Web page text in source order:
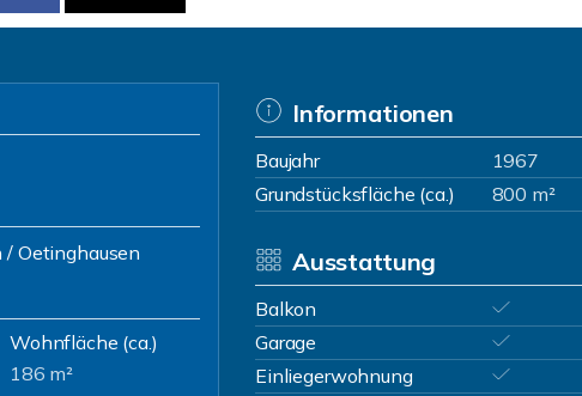
Oetinghausen
Wohnfläche (ca.)
186 m²
Informationen
Baujahr 1967
Grundstücksfläche (ca.)
800 m²
Ausstattung
Balkon
Garage
Einliegerwohnung